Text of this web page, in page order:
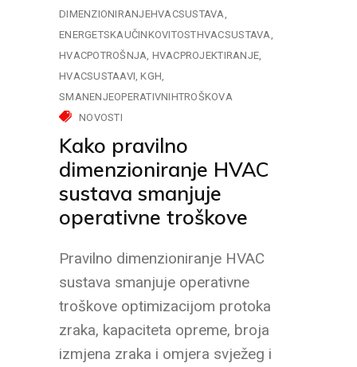
DIMENZIONIRANJEHVACSUSTAVA
ENERGETSKAUČINKOVITOSTHVACSUSTAVA
HVACPOTROŠNJA HVACPROJEKTIRANJE
HVACSUSTAAVI KGH
SMANENJEOPERATIVNIHTROŠKOVA
NOVOSTI
Kako pravilno
dimenzioniranje HVAC
sustava smanjuje
operativne troškove
Pravilno dimenzioniranje HVAC
sustava smanjuje operativne
troškove optimizacijom protoka
zraka, kapaciteta opreme, broja
izmjena zraka i omjera svježeg i